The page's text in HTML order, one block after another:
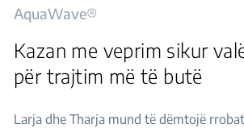
AquaWave®
Kazan me veprim sikur
për trajtim më të butë
Larja dhe Tharja mund të dëmtojë